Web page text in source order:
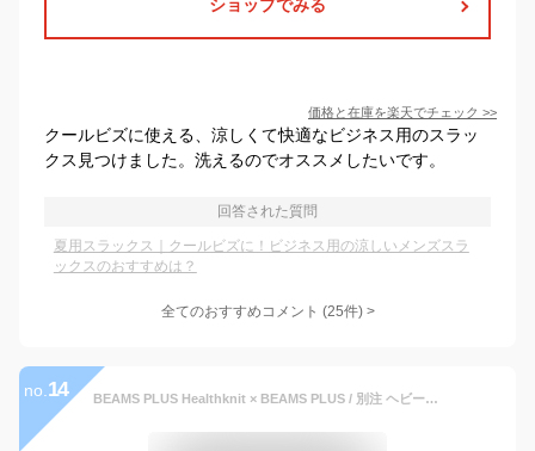
ショップでみる
価格と在庫を楽天でチェック >>
クールビズに使える、涼しくて快適なビジネス用のスラッ
クス見つけました。洗えるのでオススメしたいです。
回答された質問
夏用スラックス｜クールビズに！ビジネス用の涼しいメンズスラ
ックスのおすすめは？
全てのおすすめコメント (25件) >
no. 14 BEAMS PLUS Healthknit × BEAMS PLUS / 別注 ヘビーウェイト リブ タンクトップ 【2枚セット】 ビームス メン トップス カットソー・Tシャツ ホワイト【送料無料】